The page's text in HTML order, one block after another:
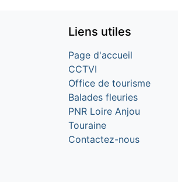
Liens utiles
Page d'accueil
CCTVI
Office de tourisme
Balades fleuries
PNR Loire Anjou
Touraine
Contactez-nous